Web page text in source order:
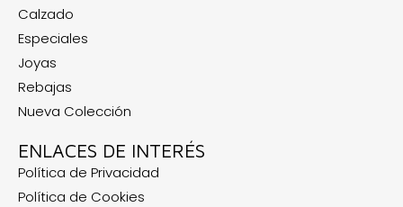
Calzado
Especiales
Joyas
Rebajas
Nueva Colección
ENLACES DE INTERÉS
Política de Privacidad
Política de Cookies